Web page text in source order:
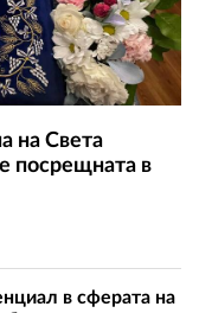
на Света
посрещната в
в сферата на